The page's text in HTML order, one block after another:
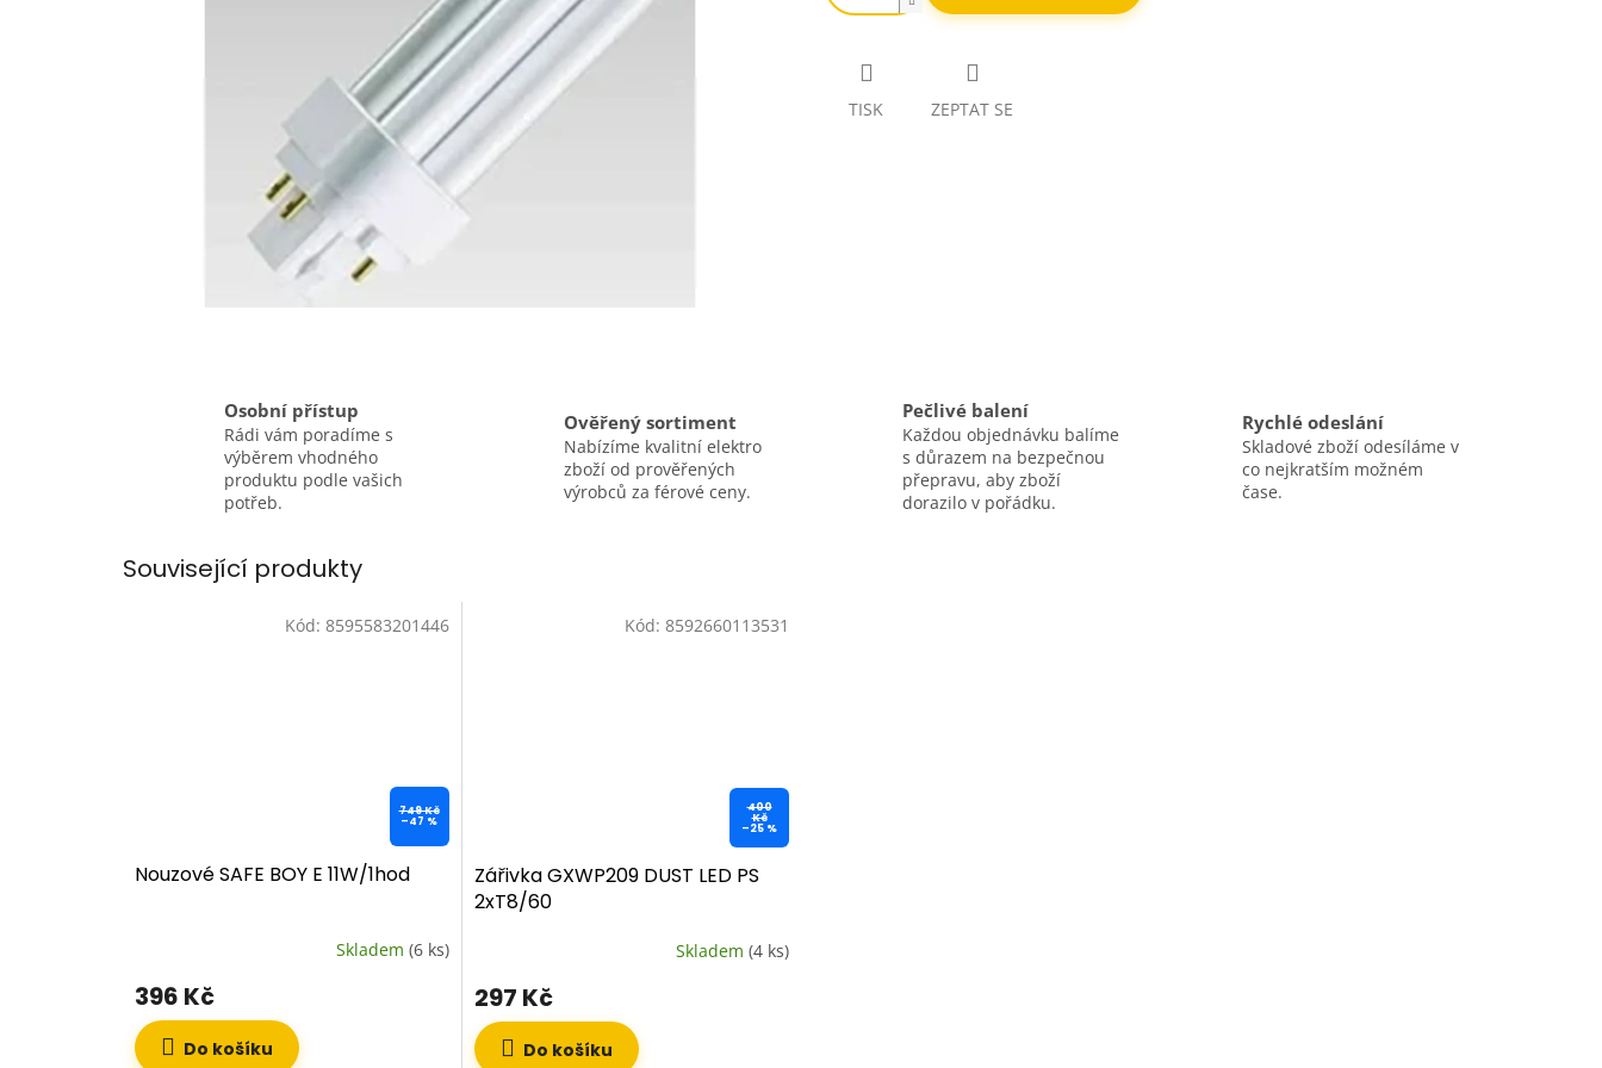
TISK ZEPTAT SE
Osobní přístup
Rádi vám poradíme s
výběrem vhodného
produktu podle vašich
potřeb.
Ověřený sortiment
Nabízíme kvalitní elektro
zboží od prověřených
výrobců za férové ceny.
Pečlivé balení
Každou objednávku balíme
s důrazem na bezpečnou
přepravu, aby zboží
dorazilo v pořádku.
Rychlé odeslání
Skladové zboží odesíláme v
co nejkratším možném
čase.
Související produkty
749 Kč
–47 %
Nouzové SAFE BOY E 11W/1hod
Skladem (6 ks)
396 Kč
Do košíku
Kód: 8595583201446
400
Kč
–25 %
Zářivka GXWP209 DUST LED PS
2xT8/60
Skladem (4 ks)
297 Kč
Do košíku
Kód: 8592660113531